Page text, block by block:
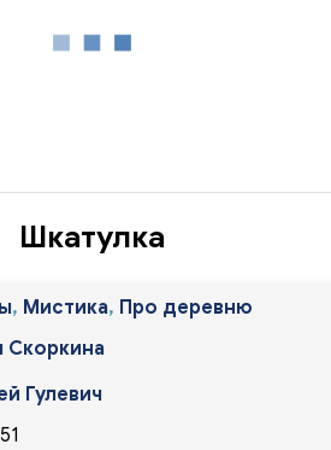
Шкатулка
, Мистика, Про деревню
Гулевич